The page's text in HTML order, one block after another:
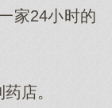
家‌24小时的
店。